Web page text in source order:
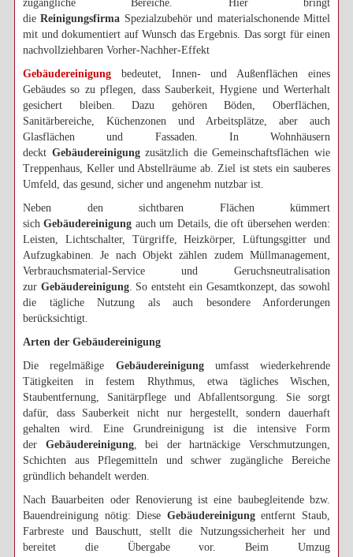
zugängliche Bereiche. Hier bringt
dieReinigungsfirma Spezialzubehör und materialschonende Mittel
mit und dokumentiert auf Wunsch das Ergebnis. Das sorgt für einen
nachvollziehbaren Vorher-Nachher-Effekt
Gebäudereinigung
bedeutet, Innen- und Außenflächen eines
Gebäudes so zu pflegen, dass Sauberkeit, Hygiene und Werterhalt
gesichert bleiben. Dazu gehören Böden, Oberflächen,
Sanitärbereiche, Küchenzonen und Arbeitsplätze, aber auch
Glasflächen und Fassaden. In Wohnhäusern
deckt Gebäudereinigungzusätzlich die Gemeinschaftsflächen wie
Treppenhaus, Keller und Abstellräume ab. Ziel ist stets ein sauberes
Umfeld, das gesund, sicher und angenehm nutzbar ist.
Neben den sichtbaren Flächen kümmert
sichGebäudereinigung auch um Details, die oft übersehen werden:
Leisten, Lichtschalter, Türgriffe, Heizkörper, Lüftungsgitter und
Aufzugkabinen. Je nach Objekt zählen zudem Müllmanagement,
Verbrauchsmaterial-Service und Geruchsneutralisation
zur Gebäudereinigung. So entsteht ein Gesamtkonzept, das sowohl
die tägliche Nutzung als auch besondere Anforderungen
berücksichtigt.
Arten der Gebäudereinigung
Die regelmäßige Gebäudereinigungumfasst wiederkehrende
Tätigkeiten in festem Rhythmus, etwa tägliches Wischen,
Staubentfernung, Sanitärpflege und Abfallentsorgung. Sie sorgt
dafür, dass Sauberkeit nicht nur hergestellt, sondern dauerhaft
gehalten wird. Eine Grundreinigung ist die intensive Form
der Gebäudereinigung, bei der hartnäckige Verschmutzungen,
Schichten aus Pflegemitteln und schwer zugängliche Bereiche
gründlich behandelt werden.
Nach Bauarbeiten oder Renovierung ist eine baubegleitende bzw.
Bauendreinigung nötig: Diese Gebäudereinigungentfernt Staub,
Farbreste und Bauschutt, stellt die Nutzungssicherheit her und
bereitet die Übergabe vor. Beim Umzug